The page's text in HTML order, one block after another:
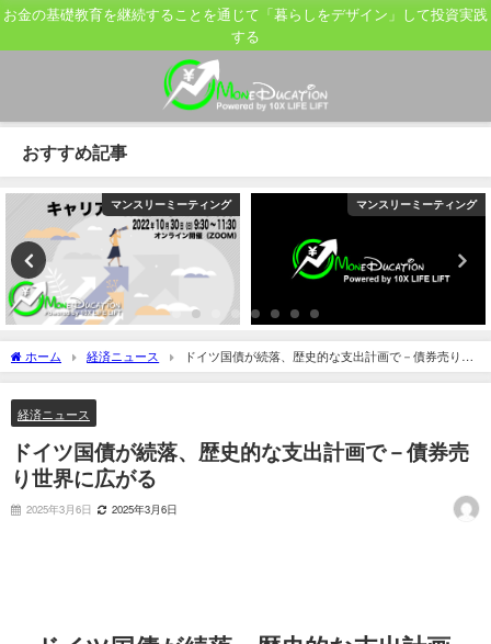
お金の基礎教育を継続することを通じて「暮らしをデザイン」して投資実践
する
おすすめ記事
マンスリーミーティング マンスリーミーティング
ホーム 経済ニュース
ドイツ国債が続落、歴史的な支出計画で－債券売り世
界に広がる
経済ニュース
ドイツ国債が続落、歴史的な支出計画で－債券売
り世界に広がる
2025年3月6日 2025年3月6日